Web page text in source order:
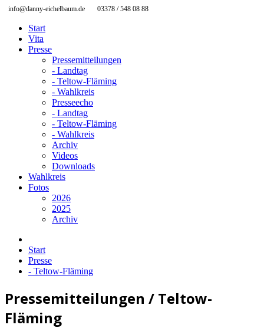
info@danny-eichelbaum.de 03378 / 548 08 88
Start
Vita
Presse
Pressemitteilungen
- Landtag
- Teltow-Fläming
- Wahlkreis
Presseecho
- Landtag
- Teltow-Fläming
- Wahlkreis
Archiv
Videos
Downloads
Wahlkreis
Fotos
2026
2025
Archiv
Start
Presse
- Teltow-Fläming
Pressemitteilungen / Teltow-
Fläming